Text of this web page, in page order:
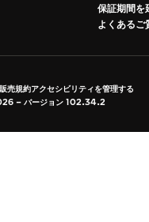
（サウンドメーカ
保証期間を
よくあるご
販売規約アクセシビリティを管理する
バージョン 102.34.2